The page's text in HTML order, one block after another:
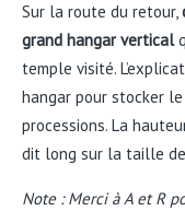
Sur la route du retour,
grand hangar vertical
temple visité.
hangar pour stocker
processions. La
dit long sur la taille
Note : Merci à A et R